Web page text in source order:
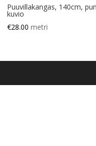
Puuvillakangas, 140cm,
kuvio
€28.00 metri